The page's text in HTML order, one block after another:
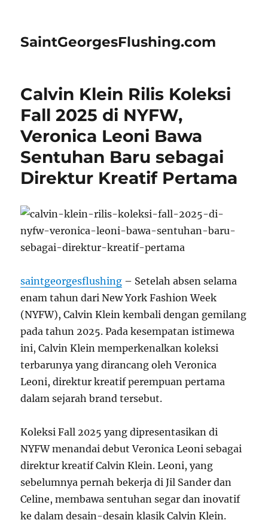
SaintGeorgesFlushing.com
Calvin Klein Rilis Koleksi
Fall 2025 di NYFW,
Veronica Leoni Bawa
Sentuhan Baru sebagai
Direktur Kreatif Pertama
saintgeorgesflushing – Setelah absen selama
enam tahun dari New York Fashion Week
(NYFW), Calvin Klein kembali dengan gemilang
pada tahun 2025. Pada kesempatan istimewa
ini, Calvin Klein memperkenalkan koleksi
terbarunya yang dirancang oleh Veronica
Leoni, direktur kreatif perempuan pertama
dalam sejarah brand tersebut.
Koleksi Fall 2025 yang dipresentasikan di
NYFW menandai debut Veronica Leoni sebagai
direktur kreatif Calvin Klein. Leoni, yang
sebelumnya pernah bekerja di Jil Sander dan
Celine, membawa sentuhan segar dan inovatif
ke dalam desain-desain klasik Calvin Klein.